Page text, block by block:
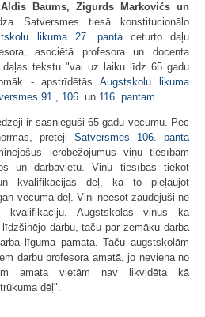
Aldis Baums, Zigurds Markovičs un
Satversmes tiesā konstitucionālo
likuma 27. pantaceturto daļu
asociētā profesora un docenta
tekstu "vai uz laiku līdz 65 gadu
- apstrīdētāsAugstskolu likuma
91., 106. un 116. pantam.
ir sasnieguši 65 gadu vecumu. Pēc
pretēji Satversmes
106. pantā
ierobežojumus viņu tiesībām
un darbavietu. Viņu tiesības tiekot
kvalifikācijas dēļ, kā to pieļaujot
vecuma dēļ. Viņi neesot zaudējuši ne
Augstskolas viņus kā
darbu, taču par zemāku darba
līguma pamata. Taču augstskolām
darbu profesora amatā, jo neviena no
amata vietām nav likvidēta kā
dēļ".